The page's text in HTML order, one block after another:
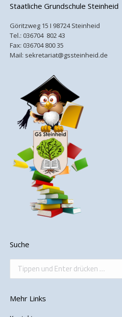
Staatliche Grundschule Steinheid
Göritzweg 15 I 98724 Steinheid
Tel.: 036704 802 43
Fax: 036704 800 35
Mail: sekretariat@gssteinheid.de
Suche
Mehr Links